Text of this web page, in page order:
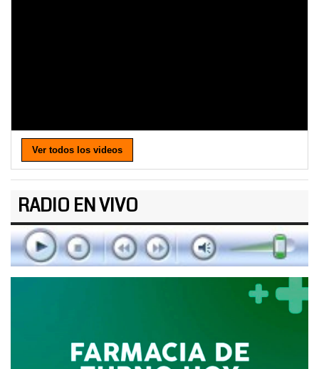
Ver todos los videos
RADIO EN VIVO